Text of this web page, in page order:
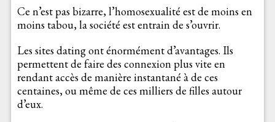
Ce n’est pas bizarre, l’homosexualité est de moins en
moins tabou, la société est entrain de s’ouvrir.
Les sites dating ont énormément d’avantages. Ils
permettent de faire des connexion plus vite en
rendant accès de manière instantané à de ces
centaines, ou même de ces milliers de filles autour
d’eux.